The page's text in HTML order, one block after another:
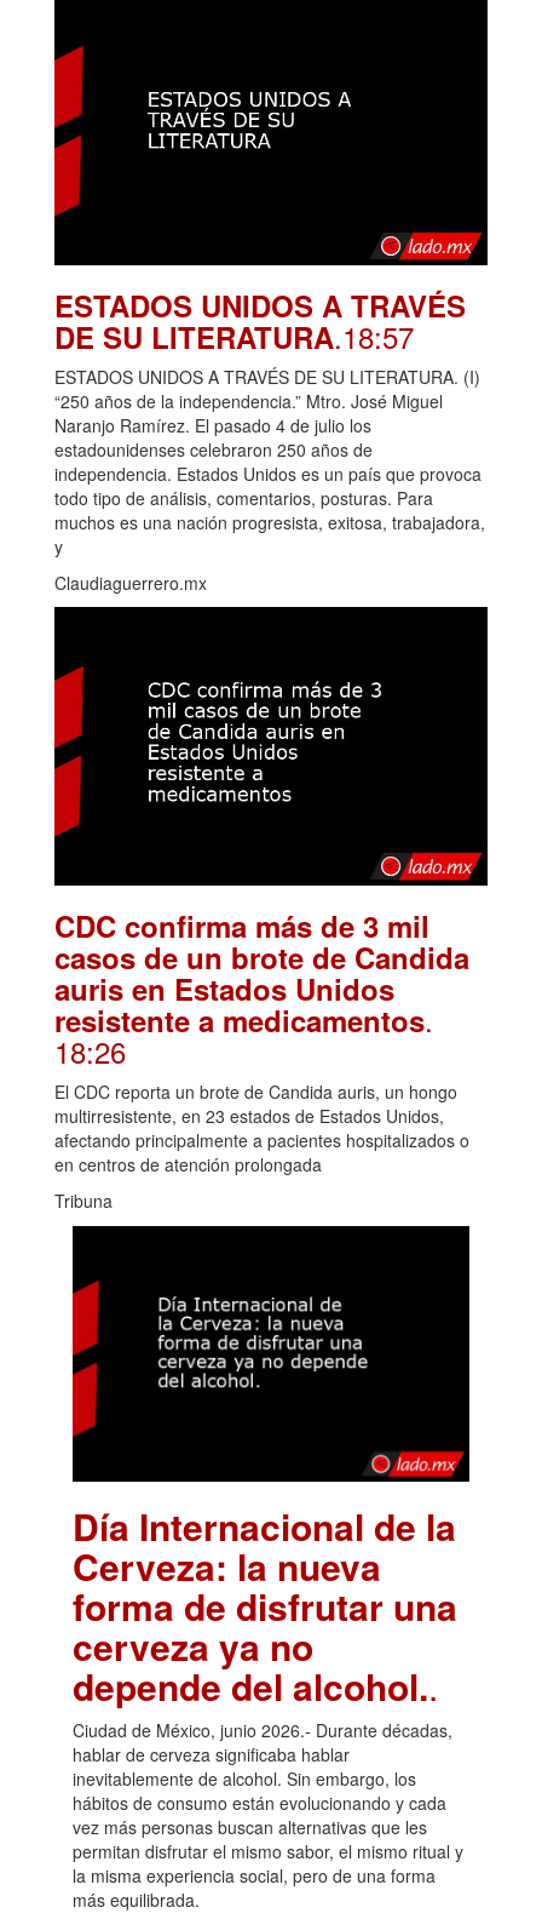
ESTADOS UNIDOS A TRAVÉS
DE SU LITERATURA.18:57
ESTADOS UNIDOS A TRAVÉS DE SU LITERATURA. (I)
“250 años de la independencia.” Mtro. José Miguel
Naranjo Ramírez. El pasado 4 de julio los
estadounidenses celebraron 250 años de
independencia. Estados Unidos es un país que provoca
todo tipo de análisis, comentarios, posturas. Para
muchos es una nación progresista, exitosa, trabajadora,
y
Claudiaguerrero.mx
CDC confirma más de 3 mil
casos de un brote de Candida
auris en Estados Unidos
resistente a medicamentos.
18:26
El CDC reporta un brote de Candida auris, un hongo
multirresistente, en 23 estados de Estados Unidos,
afectando principalmente a pacientes hospitalizados o
en centros de atención prolongada
Tribuna
Día Internacional de la
Cerveza: la nueva
forma de disfrutar una
cerveza ya no
depende del alcohol..
Ciudad de México, junio 2026.- Durante décadas,
hablar de cerveza significaba hablar
inevitablemente de alcohol. Sin embargo, los
hábitos de consumo están evolucionando y cada
vez más personas buscan alternativas que les
permitan disfrutar el mismo sabor, el mismo ritual y
la misma experiencia social, pero de una forma
más equilibrada.